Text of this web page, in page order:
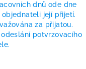
dnů ode dne
její přijetí.
za přijatou.
potvrzovacího